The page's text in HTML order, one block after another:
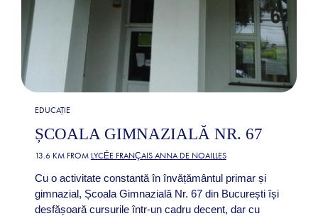
EDUCAȚIE
ȘCOALA GIMNAZIALĂ NR. 67
13.6 KM FROM LYCÉE FRANÇAIS ANNA DE NOAILLES
Cu o activitate constantă în învățământul primar și
gimnazial, Școala Gimnazială Nr. 67 din București își
desfășoară cursurile într-un cadru decent, dar cu